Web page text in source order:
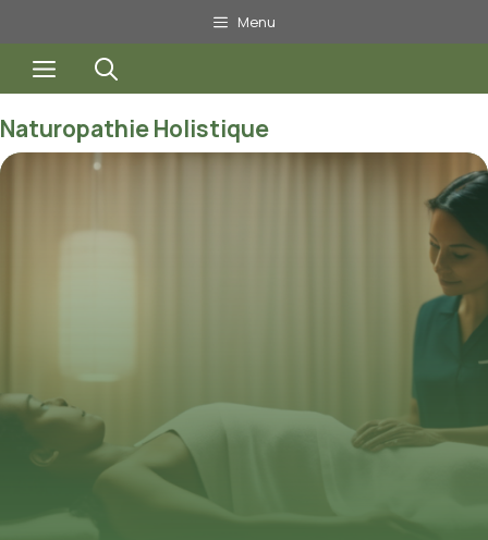
au
contenu
Menu
Menu
Naturopathie Holistique